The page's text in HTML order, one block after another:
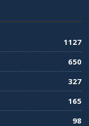
1127
650
327
165
98